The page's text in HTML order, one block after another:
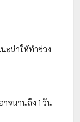
ะนำให้ทำช่วง
าจนานถึง 1 วัน